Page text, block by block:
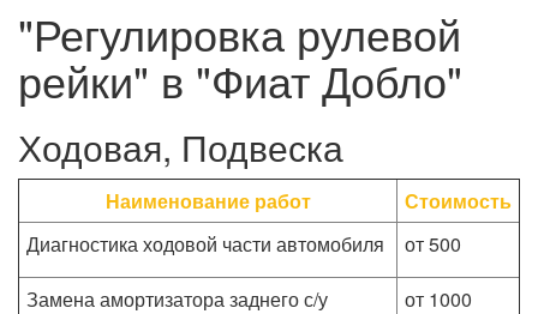
"Регулировка рулевой
рейки" в "Фиат Добло"
Ходовая, Подвеска
Наименование работ
Стоимость
Диагностика ходовой части автомобиля
от 500
Замена амортизатора заднего с/у
от 1000